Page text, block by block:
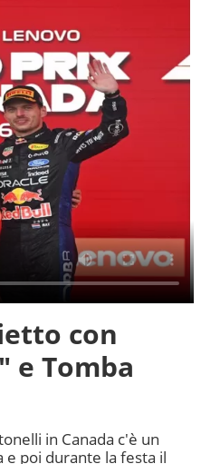
con
e Tomba
in Canada c'è un
poi durante la festa il